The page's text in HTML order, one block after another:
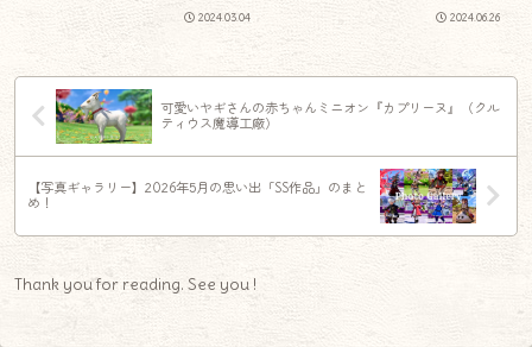
2024.03.04 2024.06.26
可愛いヤギさんの赤ちゃんミニオン『カプリーヌ』（クル
ティウス魔導工廠）
【写真ギャラリー】2026年5月の思い出「SS作品」のまと
め！
Thank you for reading. See you !